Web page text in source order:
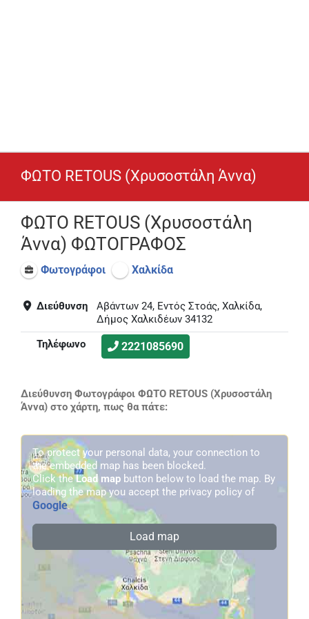
ΦΩΤΟ RETOUS (Χρυσοστάλη Άννα)
ΦΩΤΟ RETOUS (Χρυσοστάλη
Άννα) ΦΩΤΟΓΡΑΦΟΣ
Φωτογράφοι Χαλκίδα
Διεύθυνση
Αβάντων 24, Εντός Στοάς, Χαλκίδα,
Δήμος Χαλκιδέων 34132
Τηλέφωνο
2221085690
Διεύθυνση Φωτογράφοι ΦΩΤΟ RETOUS (Χρυσοστάλη
Άννα) στο χάρτη, πως θα πάτε:
To protect your personal data, your connection to
the embedded map has been blocked.
Click theLoad map button below to load the map. By
loading the map you accept the privacy policy of
Google.
Load map